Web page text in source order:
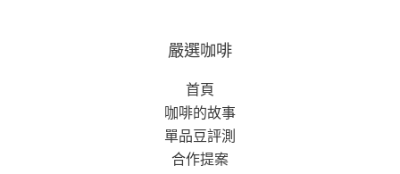
嚴選咖啡
首頁
咖啡的故事
單品豆評測
合作提案